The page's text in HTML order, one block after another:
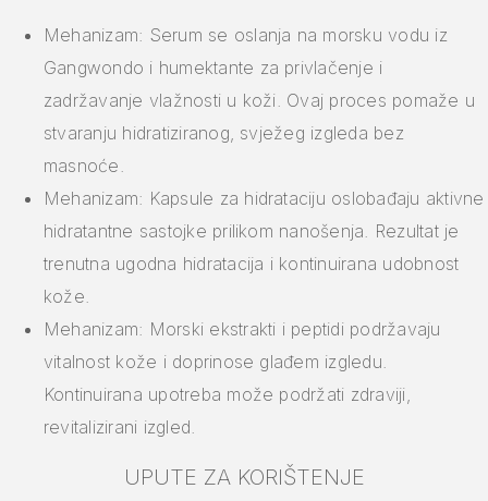
Mehanizam: Serum se oslanja na morsku vodu iz
Gangwondo i humektante za privlačenje i
zadržavanje vlažnosti u koži. Ovaj proces pomaže u
stvaranju hidratiziranog, svježeg izgleda bez
masnoće.
Mehanizam: Kapsule za hidrataciju oslobađaju aktivne
hidratantne sastojke prilikom nanošenja. Rezultat je
trenutna ugodna hidratacija i kontinuirana udobnost
kože.
Mehanizam: Morski ekstrakti i peptidi podržavaju
vitalnost kože i doprinose glađem izgledu.
Kontinuirana upotreba može podržati zdraviji,
revitalizirani izgled.
UPUTE ZA KORIŠTENJE